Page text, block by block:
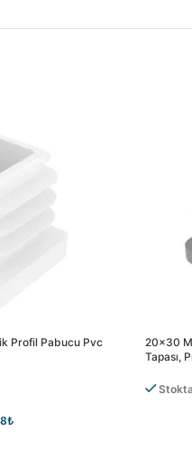
Profil Pabucu Pvc
₺
20×30
Tapası,